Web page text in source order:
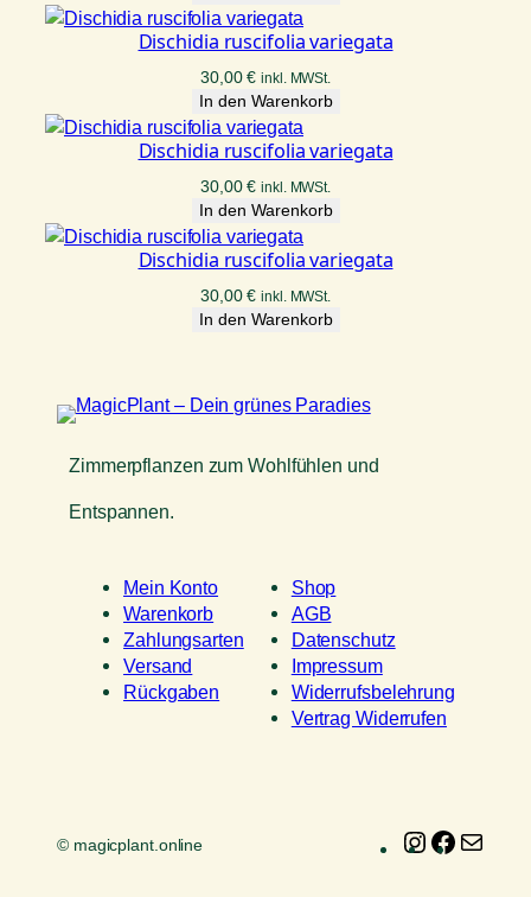
Dischidia ruscifolia variegata
30,00€ inkl. MWSt.
In den Warenkorb
Dischidia ruscifolia variegata
30,00€ inkl. MWSt.
In den Warenkorb
Dischidia ruscifolia variegata
30,00€ inkl. MWSt.
In den Warenkorb
Zimmerpflanzen zum Wohlfühlen und
Entspannen.
Mein Konto
Warenkorb
Zahlungsarten
Versand
Rückgaben
Shop
AGB
Datenschutz
Impressum
Widerrufsbelehrung
Vertrag Widerrufen
© magicplant.online Instagram